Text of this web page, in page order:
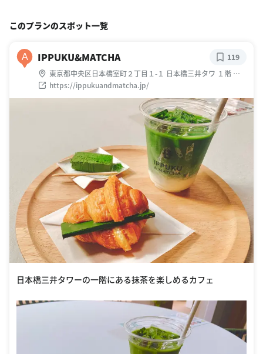
このプランのスポット一覧
A IPPUKU&MATCHA
東京都中央区日本橋室町２丁目１-１ 日本橋三井タワ １階 三
越前駅 A8出口すぐ
https://ippukuandmatcha.jp/
119
日本橋三井タワーの一階にある抹茶を楽しめるカフェ